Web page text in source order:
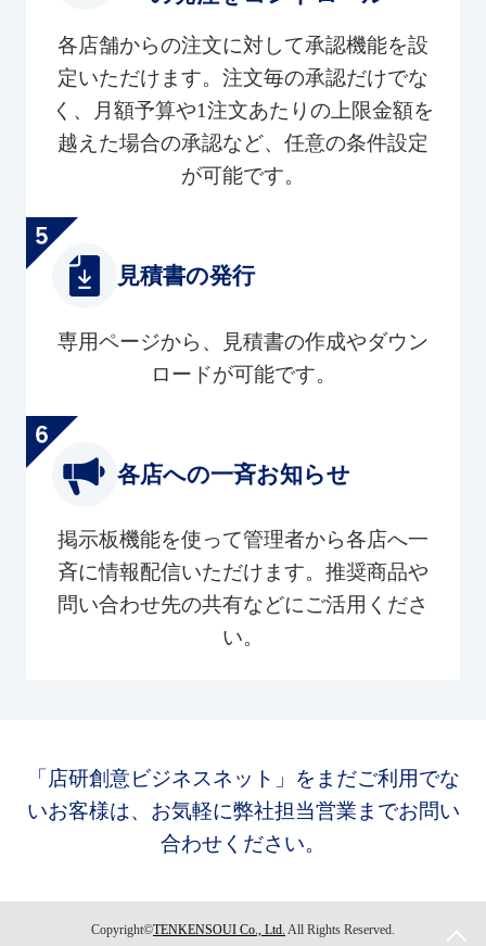
各店舗からの注文に対して承認機能を設
定いただけます。注文毎の承認だけでな
く、月額予算や1注文あたりの上限金額を
越えた場合の承認など、任意の条件設定
が可能です。
見積書の発行
専用ページから、見積書の作成やダウン
ロードが可能です。
各店への一斉お知らせ
掲示板機能を使って管理者から各店へ一
斉に情報配信いただけます。推奨商品や
問い合わせ先の共有などにご活用くださ
い。
「店研創意ビジネスネット」をまだご利用でな
いお客様は、お気軽に弊社担当営業までお問い
合わせください。
Copyright©TENKENSOUI Co., Ltd. All Rights Reserved.